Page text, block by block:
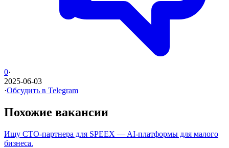
0·
2025-06-03
·Обсудить в Telegram
Похожие вакансии
Ищу CTO-партнера для SPEEX — AI-платформы для малого
бизнеса.